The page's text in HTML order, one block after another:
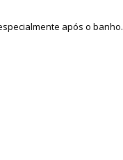
após o banho.